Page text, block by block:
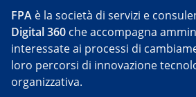
FPA è la società di servizi e
Digital 360 che accompagna
interessate ai processi di
loro percorsi di innovazione
organizzativa.